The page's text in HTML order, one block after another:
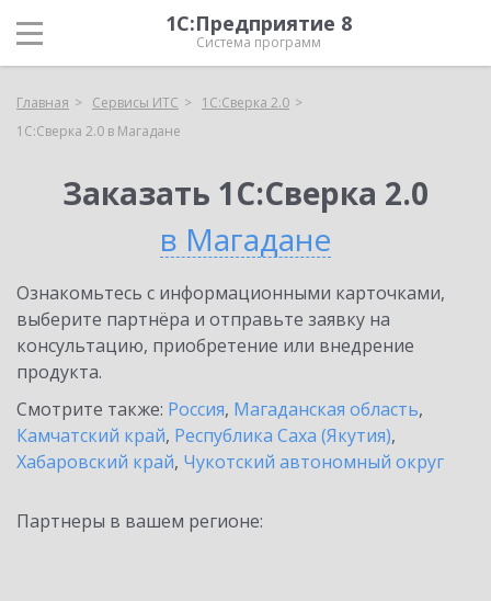
1С:Предприятие 8
Система программ
Главная Сервисы ИТС
1С:Сверка 2.0
1С:Сверка 2.0 в Магадане
Заказать 1С:Сверка 2.0
в Магадане
Ознакомьтесь с информационными карточками,
выберите партнёра и отправьте заявку на
консультацию, приобретение или внедрение
продукта.
Смотрите также: Россия, Магаданская область,
Камчатский край, Республика Саха (Якутия),
Хабаровский край, Чукотский автономный округ
Партнеры в вашем регионе: